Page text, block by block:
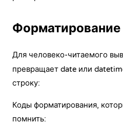
Для человеко-читаемого
превращает date или
строку:
Коды форматирования,
помнить: